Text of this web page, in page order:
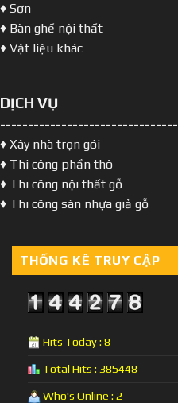
♦ Sơn
♦ Bàn ghế nội thất
♦ Vật liệu khác
DỊCH VỤ
--------------------------------
♦ Xây nhà trọn gói
♦ Thi công phần thô
♦ Thi công nội thất gỗ
♦ Thi công sàn nhựa giả gỗ
THỐNG KÊ TRUY CẬP
Hits Today : 8
Total Hits : 385448
Who's Online : 2